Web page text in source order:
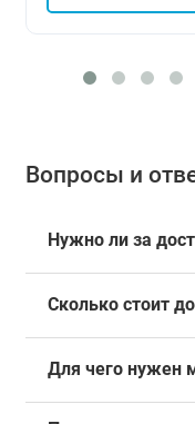
Вопросы и
Нужно ли за
Сколько стоит
Для чего нужен